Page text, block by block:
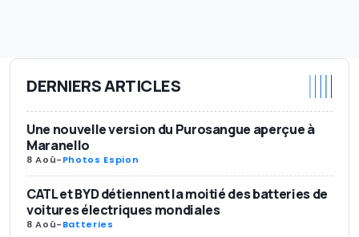
DERNIERS ARTICLES
Une nouvelle version du Purosangue aperçue à
Maranello
8 Aoû-Photos Espion
CATL et BYD détiennent la moitié des batteries de
voitures électriques mondiales
8 Aoû-Batteries